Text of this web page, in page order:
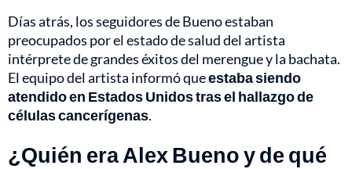
Días atrás, los seguidores de Bueno estaban
preocupados por el estado de salud del artista
intérprete de grandes éxitos del merengue y la bachata.
El equipo del artista informó queestaba siendo
atendido en Estados Unidos tras el hallazgo de
células cancerígenas.
¿Quién era Alex Bueno y de qué